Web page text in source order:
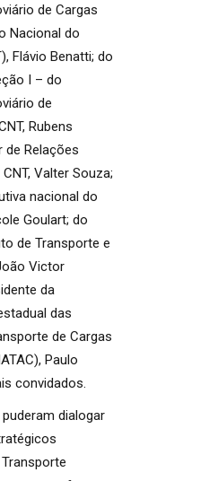
de Cargas
Nacional do
Flávio Benatti; do
I – do
de
Rubens
de Relações
Valter Souza;
nacional do
Goulart; do
de Transporte e
Victor
da
das
de Cargas
Paulo
convidados.
dialogar